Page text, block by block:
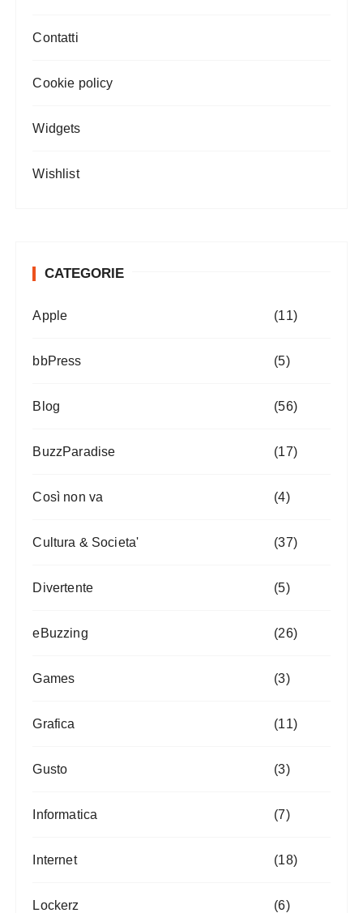
Contatti
Cookie policy
Widgets
Wishlist
CATEGORIE
Apple (11)
bbPress (5)
Blog (56)
BuzzParadise (17)
Così non va (4)
Cultura & Societa' (37)
Divertente (5)
eBuzzing (26)
Games (3)
Grafica (11)
Gusto (3)
Informatica (7)
Internet (18)
Lockerz (6)